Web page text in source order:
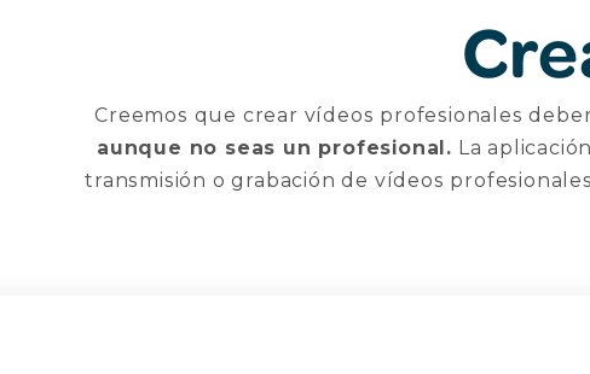
Creemos que crear vídeos profesionales
aunque no seas un profesional. La
transmisión o grabación de vídeos